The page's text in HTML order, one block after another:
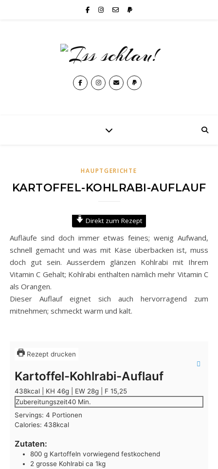
HAUPTGERICHTE
KARTOFFEL-KOHLRABI-AUFLAUF
Direkt zum Rezept
Aufläufe sind doch immer etwas feines; wenig Aufwand,
schnell gemacht und was mit Käse überbacken ist, muss
doch gut sein. Ausserdem glänzen Kohlrabi mit Ihrem
Vitamin C Gehalt; Kohlrabi enthalten nämlich mehr Vitamin C
als Orangen.
Dieser Auflauf eignet sich auch hervorragend zum
mitnehmen; schmeckt warm und kalt.
Rezept drucken
Kartoffel-Kohlrabi-Auflauf
438kcal | KH 46g | EW 28g | F 15,25
Zubereitungszeit40Minuten
Min.
Servings: 4 Portionen
Calories: 438kcal
Zutaten:
800 g Kartoffeln vorwiegend festkochend
2 grosse Kohlrabi ca 1kg